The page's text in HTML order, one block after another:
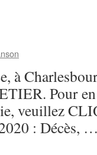
à
Pour
veuillez
: Décès,